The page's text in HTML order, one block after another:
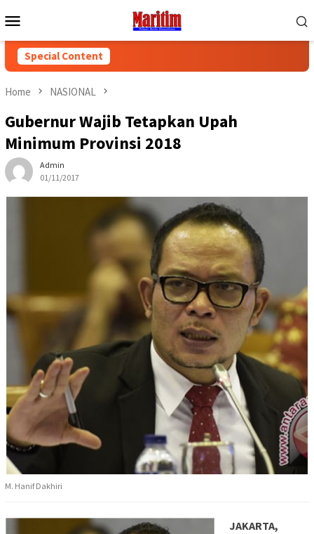
to
Menu
Special Content
Home NASIONAL
Gubernur Wajib Tetapkan Upah
Minimum Provinsi 2018
Admin
01/11/2017
M. Hanif Dakhiri
JAKARTA,